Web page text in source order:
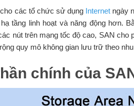
các tổ chức sử dụng Internet ngày
tầng linh hoạt và năng động hơn.
nút trên mạng tốc độ cao, SAN cho
quy mô không gian lưu trữ theo
chính của